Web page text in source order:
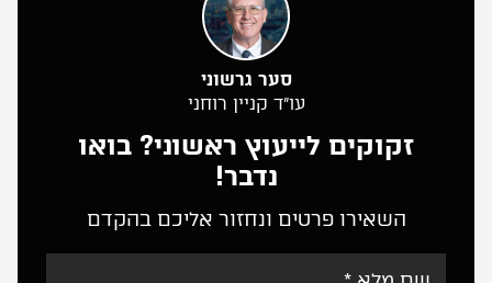
סער גרשוני
עו”ד קניין רוחני
זקוקים לייעוץ ראשוני? בואו
נדבר!
השאירו פרטים ונחזור אליכם בהקדם